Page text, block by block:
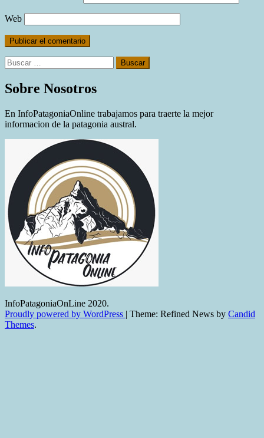
Web
Buscar:
Sobre Nosotros
En InfoPatagoniaOnline trabajamos para traerte la mejor
informacion de la patagonia austral.
InfoPatagoniaOnLine 2020.
Proudly powered by WordPress | Theme: Refined News by Candid
Themes.